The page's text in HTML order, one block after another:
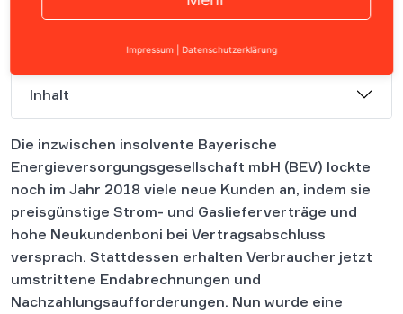
Inhalt
Die inzwischen insolvente Bayerische
Energieversorgungsgesellschaft mbH (BEV) lockte
noch im Jahr 2018 viele neue Kunden an, indem sie
preisgünstige Strom- und Gaslieferverträge und
hohe Neukundenboni bei Vertragsabschluss
versprach. Stattdessen erhalten Verbraucher jetzt
umstrittene Endabrechnungen und
Nachzahlungsaufforderungen. Nun wurde eine
Impressum Datenschutzerklärung